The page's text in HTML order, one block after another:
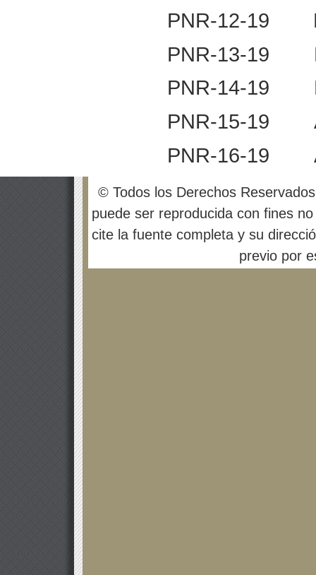
PNR-12-19
PNR-13-19
PNR-14-19
PNR-15-19
PNR-16-19
© Todos los Derechos
puede ser reproducida con fines
cite la fuente completa y su
previo por